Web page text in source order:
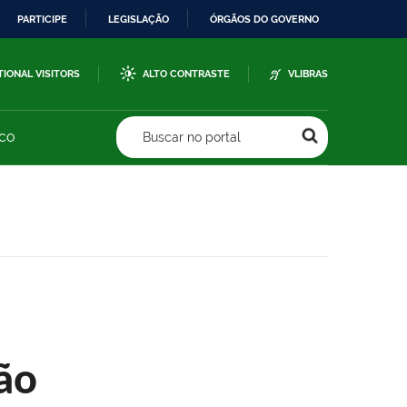
PARTICIPE LEGISLAÇÃO ÓRGÃOS DO GOVERNO
VISITORS ALTO CONTRASTE VLIBRAS
Buscar no portal